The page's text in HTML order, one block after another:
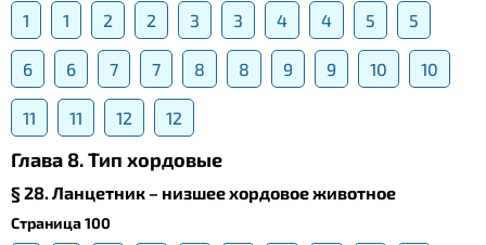
1 1 2 2 3 3 4 4 5 5
6 6 7 7 8 8 9 9 10 10
11 11 12 12
Глава 8. Тип хордовые
§ 28. Ланцетник – низшее хордовое животное
Страница 100